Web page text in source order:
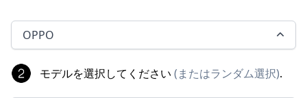
OPPO
モデルを選択してください (またはランダム選択).